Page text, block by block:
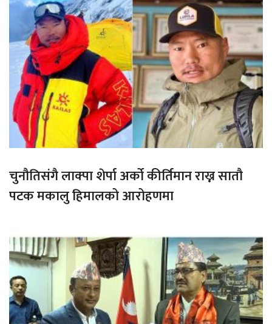
चुनौतिसंगै लाक्पा शेर्पा अर्को कीर्तिमान राख्न सातौ
पटक मकालु हिमालको आरोहणमा